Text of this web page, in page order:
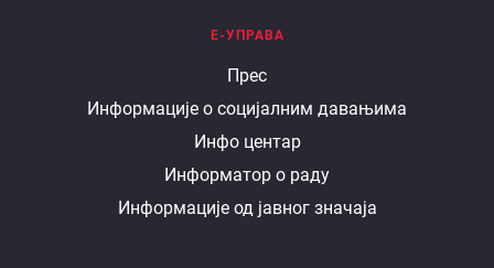
Е-УПРАВА
Прес
Информације о социјалним давањима
Инфо центар
Информатор о раду
Информације од јавног значаја